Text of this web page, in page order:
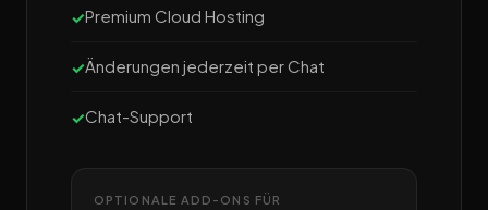
Premium Cloud Hosting
Änderungen jederzeit per Chat
Chat-Support
OPTIONALE ADD-ONS FÜR